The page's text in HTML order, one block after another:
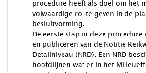
procedure heeft als doel om het
volwaardige rol te geven in de
besluitvorming.
De eerste stap in deze procedure
en publiceren van de Notitie
Detailniveau (NRD). Een NRD
hoofdlijnen wat er in het